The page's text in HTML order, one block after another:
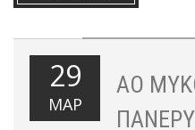
29
ΜΑΡ
ΑΟ